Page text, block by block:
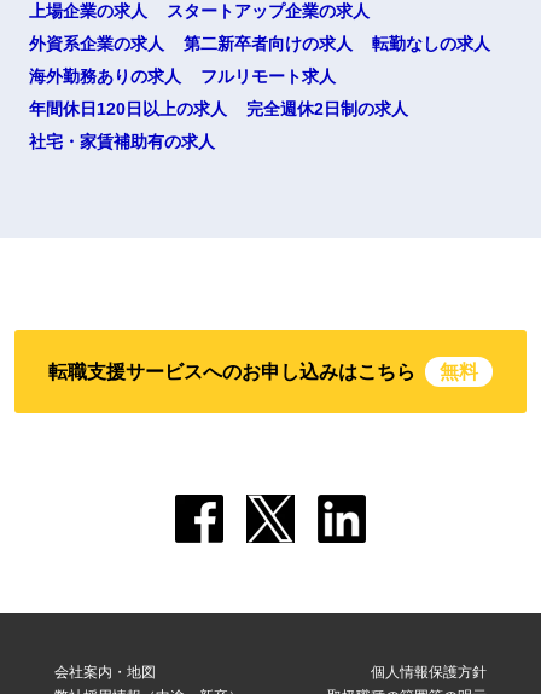
上場企業の求人
スタートアップ企業の求人
外資系企業の求人
第二新卒者向けの求人
転勤なしの求人
海外勤務ありの求人
フルリモート求人
年間休日120日以上の求人
完全週休2日制の求人
社宅・家賃補助有の求人
転職支援サービスへのお申し込みはこちら 無料
会社案内・地図
個人情報保護方針